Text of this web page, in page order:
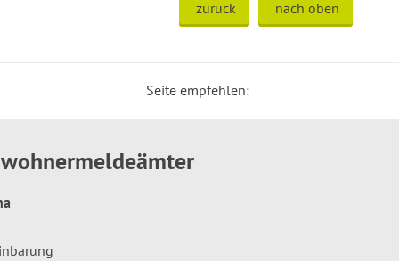
zurück nach oben
Seite empfehlen: